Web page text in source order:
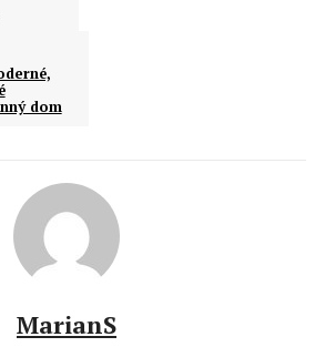
dom
MarianS